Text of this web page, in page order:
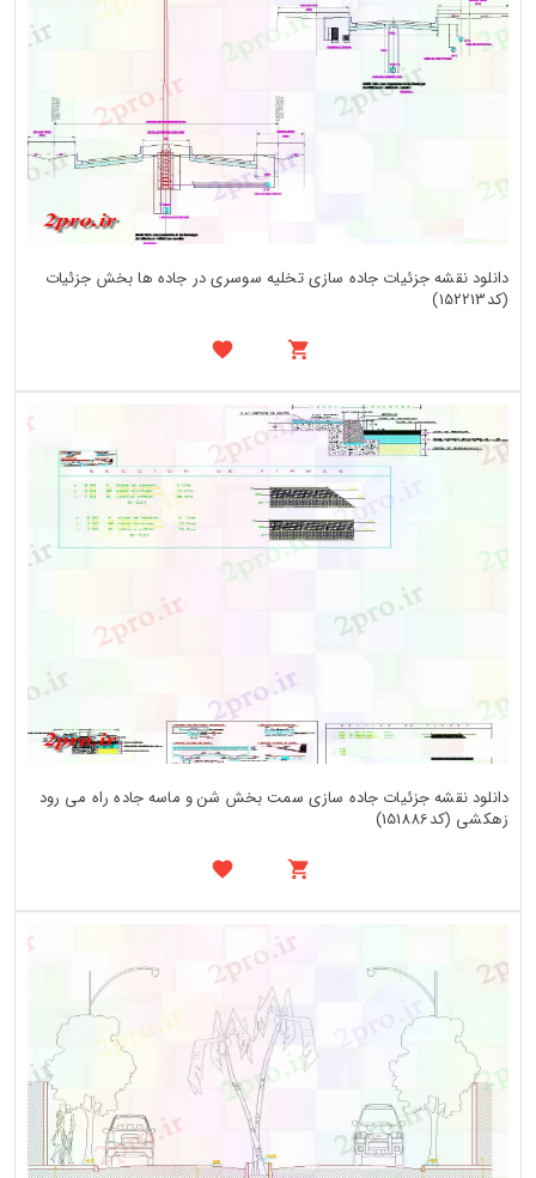
دانلود نقشه جزئیات جاده سازی تخلیه سوسری در جاده ها بخش جزئیات
(کد152213)
دانلود نقشه جزئیات جاده سازی سمت بخش شن و ماسه جاده راه می رود
زهکشی (کد151886)